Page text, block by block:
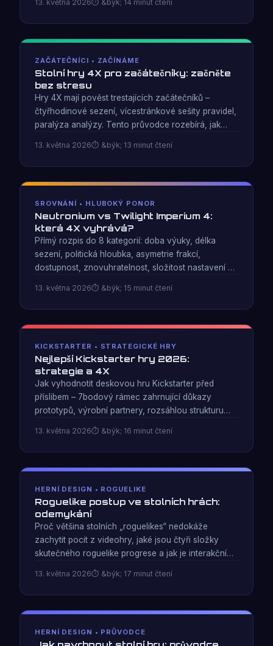
základě metrik, které skutečně určují, zda se hra
bude znovu hrát.
13. května 2026 &býk; 14 minut čtení
ZAČÁTEČNÍCI • ZAČÍNÁME
Stolní hry 4X pro začátečníky: začněte
bez stresu
Hry 4X mají pověst trestajících začátečníků –
čtyřhodinové sezení, vícestránkové sešity pravidel,
paralýza analýzy. Tento průvodce rozebírá, jak
zmatků a vytvořit návyky, které z vás udělají
lepšího hráče 4X.
13. května 2026 &býk; 13 minut čtení
SROVNÁNÍ • HLUBOKÝ PONOR
Neutronium vs Twilight Imperium 4:
která 4X vyhrává?
Přímý rozpis do 8 kategorií: doba výuky, délka
sezení, politická hloubka, asymetrie frakcí,
dostupnost, znovuhratelnost, složitost nastavení a
úplně jiné herní večery — zde je návod, jak si
vybrat.
13. května 2026 &býk; 15 minut čtení
KICKSTARTER • STRATEGICKÉ HRY
Nejlepší Kickstarter hry 2026:
strategie a 4X
Jak vyhodnotit deskovou hru Kickstarter před
příslibem – 7bodový rámec zahrnující důkazy
prototypů, výrobní partnery, rozsáhlou strukturu
čtvrtletí 2026 v žánru strategie a 4X.
13. května 2026 &býk; 16 minut čtení
HERNÍ DESIGN • ROGUELIKE
Roguelike postup ve stolních hrách:
odemykání
Proč většina stolních „roguelikes“ nedokáže
zachytit pocit z videohry, jaké jsou čtyři složky
skutečného roguelike progrese a jak je interakční
návrhářským nástrojem, díky kterému smyčka
funguje v kartonu.
13. května 2026 &býk; 17 minut čtení
HERNÍ DESIGN • PRŮVODCE